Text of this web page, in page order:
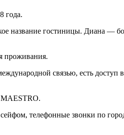
года.
название гостиницы. Диана —
проживания.
связью, есть доступ в
телефонные звонки по